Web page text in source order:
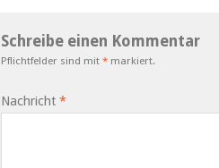
Schreibe einen Kommentar
Pflichtfelder sind mit * markiert.
Nachricht *